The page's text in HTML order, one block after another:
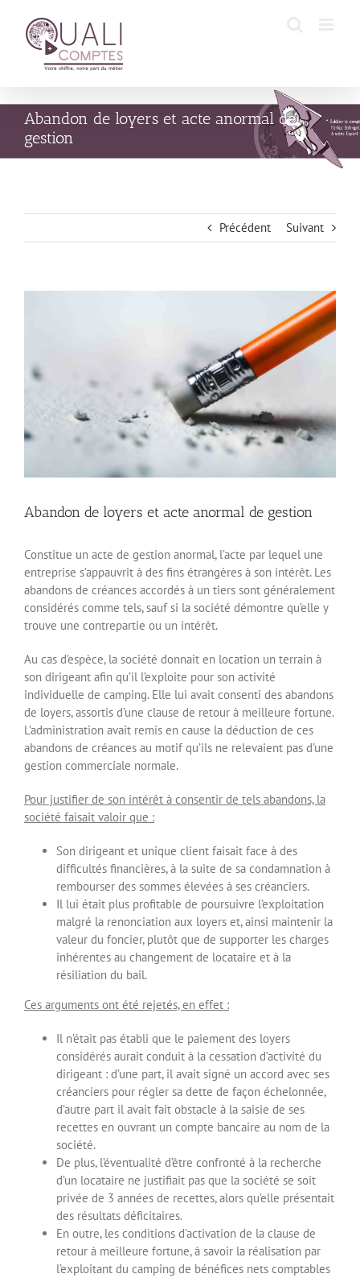
contenu
Abandon de loyers et acte anormal de
gestion
Précédent Suivant
Abandon de loyers et acte anormal de gestion
Constitue un acte de gestion anormal, l’acte par lequel une
entreprise s’appauvrit à des fins étrangères à son intérêt. Les
abandons de créances accordés à un tiers sont généralement
considérés comme tels, sauf si la société démontre qu’elle y
trouve une contrepartie ou un intérêt.
Au cas d’espèce, la société donnait en location un terrain à
son dirigeant afin qu’il l’exploite pour son activité
individuelle de camping. Elle lui avait consenti des abandons
de loyers, assortis d’une clause de retour à meilleure fortune.
L’administration avait remis en cause la déduction de ces
abandons de créances au motif qu’ils ne relevaient pas d’une
gestion commerciale normale.
Pour justifier de son intérêt à consentir de tels abandons, la
société faisait valoir que :
Son dirigeant et unique client faisait face à des
difficultés financières, à la suite de sa condamnation à
rembourser des sommes élevées à ses créanciers.
Il lui était plus profitable de poursuivre l’exploitation
malgré la renonciation aux loyers et, ainsi maintenir la
valeur du foncier, plutôt que de supporter les charges
inhérentes au changement de locataire et à la
résiliation du bail.
Ces arguments ont été rejetés, en effet :
Il n’était pas établi que le paiement des loyers
considérés aurait conduit à la cessation d’activité du
dirigeant : d’une part, il avait signé un accord avec ses
créanciers pour régler sa dette de façon échelonnée,
d’autre part il avait fait obstacle à la saisie de ses
recettes en ouvrant un compte bancaire au nom de la
société.
De plus, l’éventualité d’être confronté à la recherche
d’un locataire ne justifiait pas que la société se soit
privée de 3 années de recettes, alors qu’elle présentait
des résultats déficitaires.
En outre, les conditions d’activation de la clause de
retour à meilleure fortune, à savoir la réalisation par
l’exploitant du camping de bénéfices nets comptables